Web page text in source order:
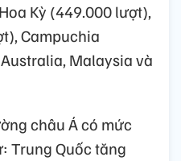
Kỳ (449.000 lượt),
Campuchia
Malaysia và
châu Á có mức
Trung Quốc tăng